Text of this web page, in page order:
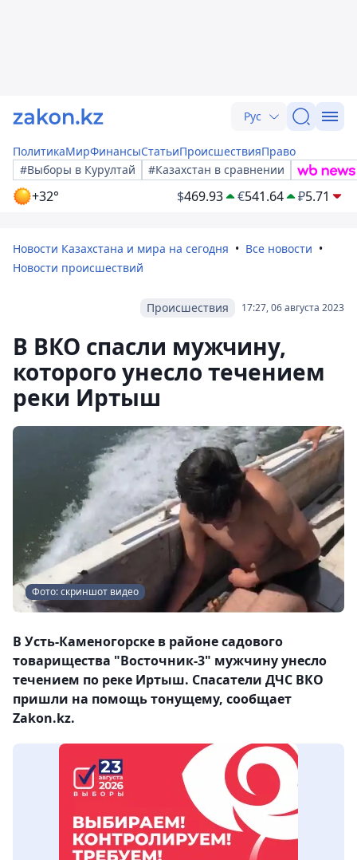
Рус
ПолитикаМирФинансыСтатьиПроисшествияПраво
#Выборы в Курултай
#Казахстан в сравнении
+32° $469.93 €541.64 ₽5.71
Новости Казахстана и мира на сегодня
Все новости
Новости происшествий
17:27, 06 августа 2023
Происшествия
В ВКО спасли мужчину,
которого унесло течением
реки Иртыш
Фото: скриншот видео
В Усть-Каменогорске в районе садового
товарищества "Восточник-3" мужчину унесло
течением по реке Иртыш. Спасатели ДЧС ВКО
пришли на помощь тонущему, сообщает
Zakon.kz.